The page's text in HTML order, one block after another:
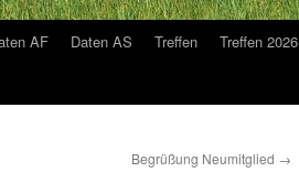
AF Daten AS Treffen Treffen 2026
Begrüßung Neumitglied →